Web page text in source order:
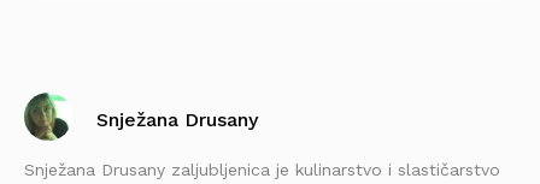
Snježana Drusany
Snježana Drusany zaljubljenica je kulinarstvo i slastičarstvo